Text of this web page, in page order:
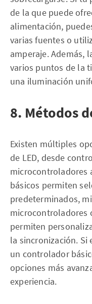
de la que puede
alimentación,
varias fuentes o
amperaje. Además,
varios puntos de la
una iluminación
8. Métodos
Existen múltiples
de LED, desde
microcontroladores
básicos permiten
predeterminados,
microcontroladores
permiten
la sincronización. Si
un controlador
opciones más
experiencia.